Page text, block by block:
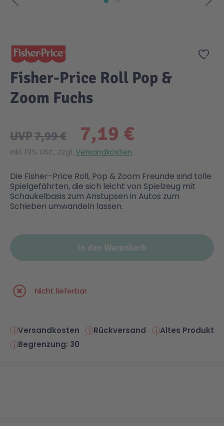
Zur
Fisher-Price Roll Pop &
Zoom Fuchs
7,19 €
UVP7,99 €
Inkl. 19% USt., zzgl. Versandkosten
Die Fisher-Price Roll, Pop & Zoom Freunde sind tolle
Spielgefährten, die sich leicht von Spielzeug mit
Schaukelbasis zum Anstupsen in Autos zum
Schieben umwandeln lassen.
In den Warenkorb
Nicht lieferbar
Versandkosten Rückversand
Altes Produkt
Begrenzung: 30